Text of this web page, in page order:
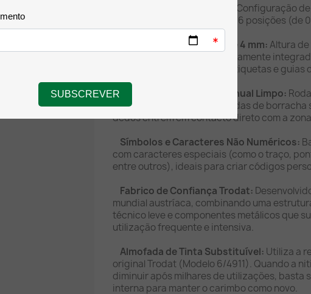
Configuração
completas consecutivos até 6 posições (de
Caracteres com Altura de 4 mm:Altura
leitura rápida e clara, perfeitamente
de cabeçalhos de faturas, etiquetas e guias
Mecanismo de Ajuste Manual Limpo:
que permitem mover as bandas de borracha
dedos entrem em contacto direto com a
Símbolos e Caracteres Não Numéricos:
com caracteres especiais (como o traço,
entre outros), ideais para criar códigos
Fabrico de Confiança Trodat:
mundial austríaca, combinando uma
técnico leve e componentes metálicos que
utilização frequente e intensiva.
Almofada de Tinta Substituível: Utiliza a
original Trodat (Modelo 6/4911). Quando a
diminuir após milhares de utilizações, basta
interna para manter o carimbo como novo.